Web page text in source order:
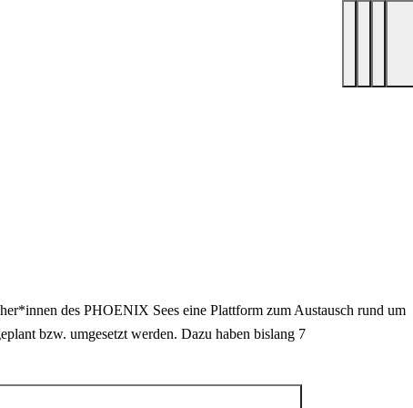
des PHOENIX Sees eine Plattform zum Austausch rund um
bzw. umgesetzt werden. Dazu haben bislang 7